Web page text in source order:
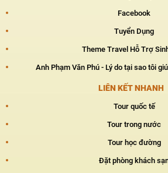
Facebook
Tuyển Dụng
Theme Travel Hỗ Trợ
Anh Phạm Văn Phú - Lý do tại sao tôi
LIÊN KẾT NHANH
Tour quốc tế
Tour trong nước
Tour học đường
Đặt phòng khách